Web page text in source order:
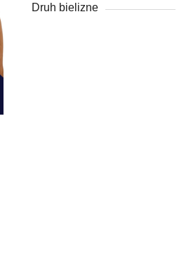
Druh bielizne